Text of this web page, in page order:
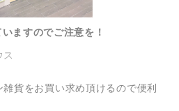
ますのでご注意を！
ス
貨をお買い求め頂けるので便利